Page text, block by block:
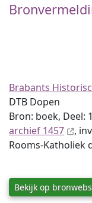
Brabants
DTB Dopen
Bron: boek, Deel:
archief 1457
,
Rooms-Katholiek
Bekijk op